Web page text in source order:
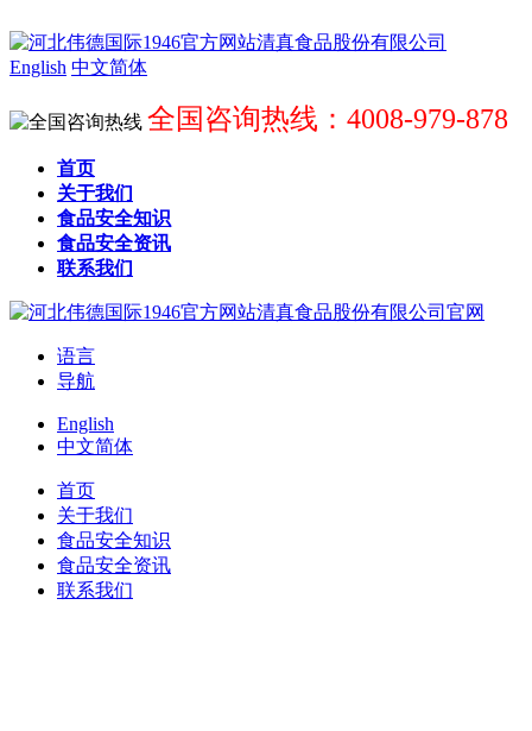
English 中文简体
全国咨询热线：4008-979-878
首页
关于我们
食品安全知识
食品安全资讯
联系我们
语言
导航
English
中文简体
首页
关于我们
食品安全知识
食品安全资讯
联系我们